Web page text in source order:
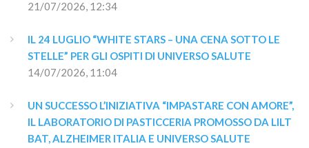
21/07/2026, 12:34
IL 24 LUGLIO “WHITE STARS – UNA CENA SOTTO LE
STELLE” PER GLI OSPITI DI UNIVERSO SALUTE
14/07/2026, 11:04
UN SUCCESSO L’INIZIATIVA “IMPASTARE CON AMORE”,
IL LABORATORIO DI PASTICCERIA PROMOSSO DA LILT
BAT, ALZHEIMER ITALIA E UNIVERSO SALUTE